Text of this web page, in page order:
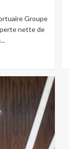
Groupe
nette de